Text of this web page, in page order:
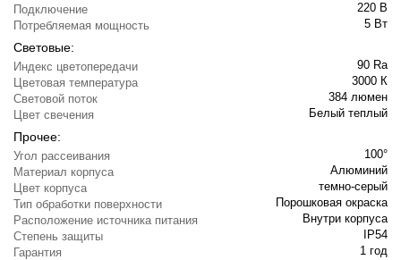
Подключение
220 В
Потребляемая мощность
5 Вт
Световые:
Индекс цветопередачи
90 Ra
Цветовая температура
3000 К
Световой поток
384 люмен
Цвет свечения
Белый теплый
Прочее:
Угол рассеивания
100°
Материал корпуса
Алюминий
Цвет корпуса
темно-серый
Тип обработки поверхности
Порошковая окраска
Расположение источника питания
Внутри корпуса
Степень защиты
IP54
Гарантия
1 год